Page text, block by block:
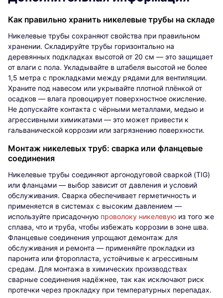
Как правильно хранить никелевые трубы на складе
Никелевые трубы сохраняют свойства при правильном
хранении. Складируйте трубы горизонтально на
деревянных подкладках высотой от 20 см — это защищает
от влаги с пола. Укладывайте в штабеля высотой не более
1,5 метра с прокладками между рядами для вентиляции.
Храните под навесом или укрывайте плотной плёнкой от
осадков — влага провоцирует поверхностное окисление.
Не допускайте контакта с чёрными металлами, медью и
агрессивными химикатами — это может привести к
гальванической коррозии или загрязнению поверхности.
Монтаж никелевых труб: сварка или фланцевые
соединения
Никелевые трубы соединяют аргонодуговой сваркой (TIG)
или фланцами — выбор зависит от давления и условий
обслуживания. Сварка обеспечивает герметичность и
применяется в системах с высоким давлением —
используйте присадочную проволоку никелевую из того же
сплава, что и труба, чтобы избежать коррозии в зоне шва.
Фланцевые соединения упрощают демонтаж для
обслуживания и ремонта — применяйте прокладки из
паронита или фторопласта, устойчивые к агрессивным
средам. Для монтажа в химических производствах
сварные соединения надёжнее, так как исключают риск
протечки через прокладку при температурных перепадах.